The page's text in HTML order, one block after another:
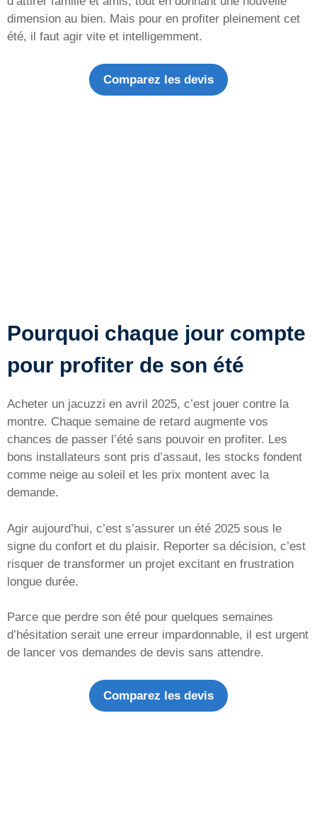
dimension au bien. Mais pour en profiter pleinement cet
été, il faut agir vite et intelligemment.
Comparez les devis
Pourquoi chaque jour compte
pour profiter de son été
Acheter un jacuzzi en avril 2025, c’est jouer contre la
montre. Chaque semaine de retard augmente vos
chances de passer l’été sans pouvoir en profiter. Les
bons installateurs sont pris d’assaut, les stocks fondent
comme neige au soleil et les prix montent avec la
demande.
Agir aujourd’hui, c’est s’assurer un été 2025 sous le
signe du confort et du plaisir. Reporter sa décision, c’est
risquer de transformer un projet excitant en frustration
longue durée.
Parce que perdre son été pour quelques semaines
d’hésitation serait une erreur impardonnable, il est urgent
de lancer vos demandes de devis sans attendre.
Comparez les devis